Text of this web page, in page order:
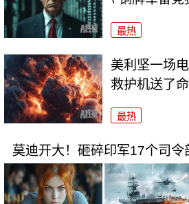
最热
美利坚一场
救护机送了命
最热
莫迪开大！砸碎印军17个司令